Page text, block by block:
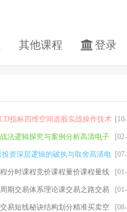
其他课程 登录
指标四维空间选股实战操作技术
频课程
法逻辑探究与案例分析高清电子
资深层逻辑的破执与取舍高清电
分时课程竞价课程量价课程量线
期交易体系理论课交易之路交易
易短线秘诀结构划分精准买卖空